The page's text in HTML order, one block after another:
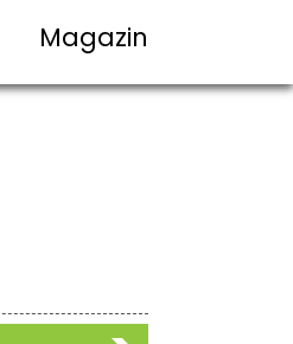
Magazin